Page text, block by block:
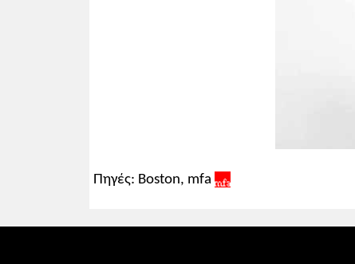
Πηγές: Boston, mfa